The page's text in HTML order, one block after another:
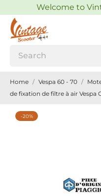
Welcome to
Home Vespa 60 - 70
de fixation de filtre à air Vespa
-20%